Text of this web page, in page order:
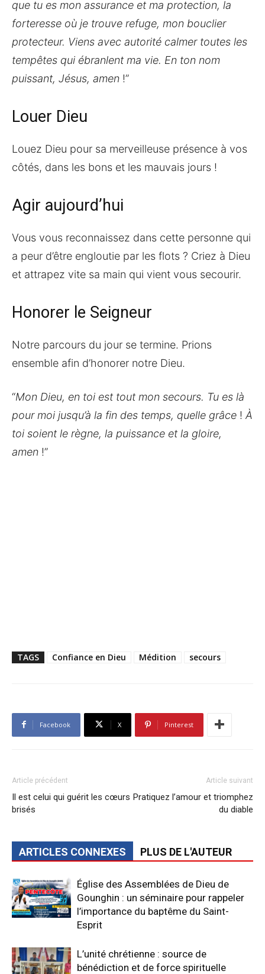
que tu es mon assurance et ma protection, la
forteresse où je trouve refuge, mon bouclier
protecteur. Viens avec autorité calmer toutes les
tempêtes qui ébranlent ma vie. En ton nom
puissant, Jésus, amen !”
Louer Dieu
Louez Dieu pour sa merveilleuse présence à vos
côtés, dans les bons et les mauvais jours !
Agir aujourd’hui
Vous vous reconnaissez dans cette personne qui
a peur d’être engloutie par les flots ? Criez à Dieu
et attrapez vite sa main qui vient vous secourir.
Honorer le Seigneur
Notre parcours du jour se termine. Prions
ensemble afin d’honorer notre Dieu.
“Mon Dieu, en toi est tout mon secours. Tu es là
pour moi jusqu’à la fin des temps, quelle grâce ! À
toi soient le règne, la puissance et la gloire,
amen !”
TAGS Confiance en Dieu Médition secours
Facebook X Pinterest
Article précédent
Il est celui qui guérit les cœurs
brisés
Article suivant
Pratiquez l’amour et triomphez
du diable
ARTICLES CONNEXES PLUS DE L'AUTEUR
Église des Assemblées de Dieu de
Gounghin : un séminaire pour rappeler
l’importance du baptême du Saint-
Esprit
L’unité chrétienne : source de
bénédiction et de force spirituelle